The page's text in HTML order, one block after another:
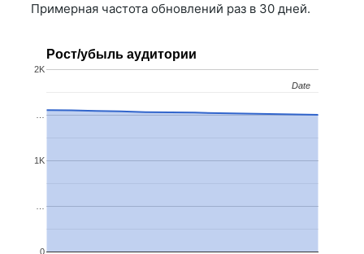
Примерная частота обновлений раз в 30 дней.
Рост/убыль аудитории
…
1K
…
2K
Date
Date